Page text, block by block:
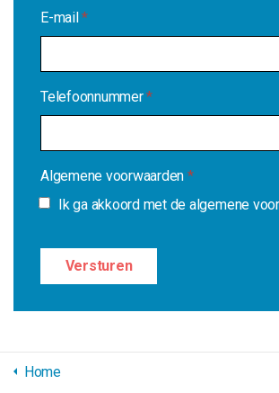
E-mail*
Telefoonnummer*
Algemene voorwaarden *
Ik ga akkoord met de algemene
Home